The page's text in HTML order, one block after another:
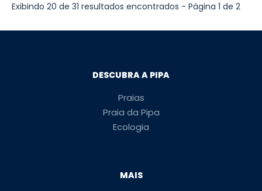
Exibindo 20 de 31 resultados encontrados - Página 1 de 2
DESCUBRA A PIPA
Praias
Praia da Pipa
Ecologia
MAIS